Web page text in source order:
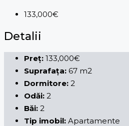
133,000€
Detalii
Preț: 133,000€
Suprafața: 67 m2
Dormitore: 2
Odăi: 2
Băi: 2
Tip imobil: Apartamente